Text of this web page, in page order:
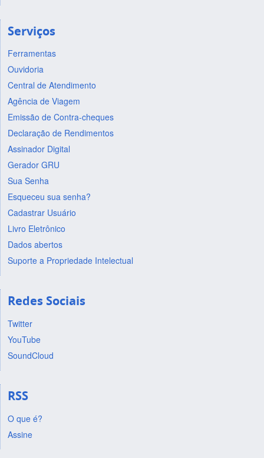
Serviços
Ferramentas
Ouvidoria
Central de Atendimento
Agência de Viagem
Emissão de Contra-cheques
Declaração de Rendimentos
Assinador Digital
Gerador GRU
Sua Senha
Esqueceu sua senha?
Cadastrar Usuário
Livro Eletrônico
Dados abertos
Suporte a Propriedade Intelectual
Redes Sociais
Twitter
YouTube
SoundCloud
RSS
O que é?
Assine